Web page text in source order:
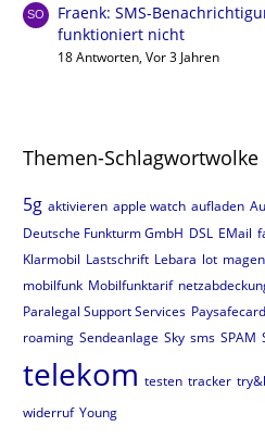
Fraenk: SMS-
funktioniert nicht
18 Antworten, Vor 3 Jahren
Themen-Schlagwortwolke
5g aktivieren apple watch aufladen
Deutsche Funkturm GmbH DSL EMail
Klarmobil Lastschrift Lebara lot
mobilfunk Mobilfunktarif
Paralegal Support Services Paysafecard
roaming Sendeanlage Sky sms SPAM
telekom testen tracker
widerruf Young